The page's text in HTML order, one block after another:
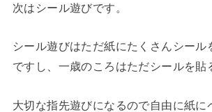
次はシール遊びです。
シール遊びはただ紙にたくさんシール
ですし、一歳のころはただシールを貼
大切な指先遊びになるので自由に紙に